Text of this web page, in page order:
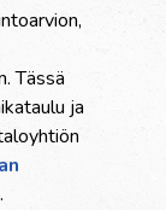
Tässä
ja